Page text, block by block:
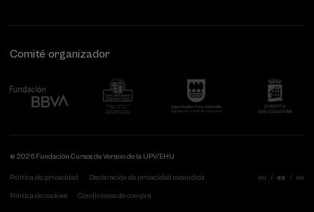
Comité organizador
© 2026 Fundación Cursos de Verano de la UPV/EHU
Política de privacidad Declaración de privacidad extendida
Política de cookies Condiciones de compra
eu es en